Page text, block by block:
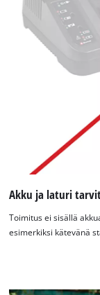
Akku ja laturi
Toimitus ei sisällä
esimerkiksi kätevänä